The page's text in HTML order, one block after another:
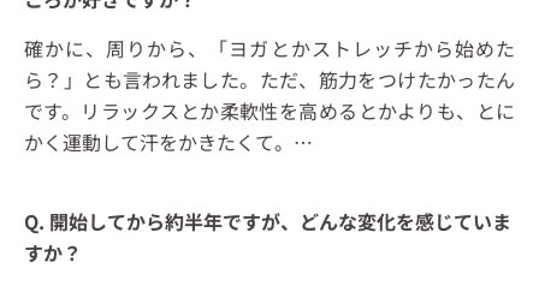
確かに、周りから、「ヨガとかストレッチから始めた
ら？」とも言われました。ただ、筋力をつけたかったん
です。リラックスとか柔軟性を高めるとかよりも、とに
かく運動して汗をかきたくて。…
Q. 開始してから約半年ですが、どんな変化を感じていま
すか？